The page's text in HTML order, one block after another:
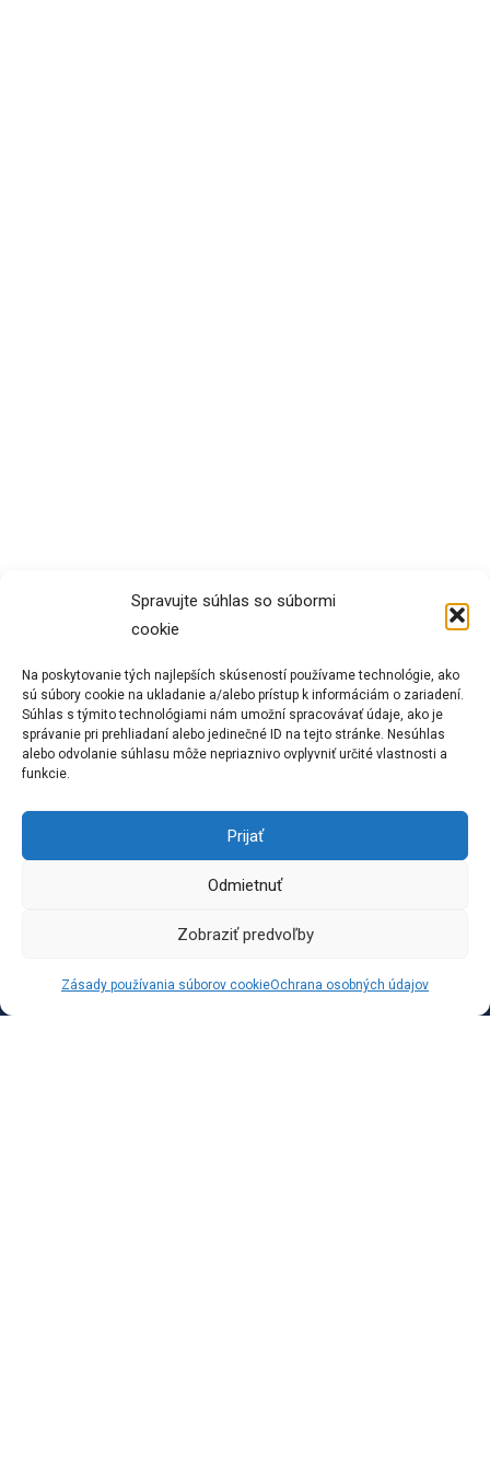
Spravujte súhlas so súbormi
cookie
Na poskytovanie tých najlepších skúseností používame technológie, ako
sú súbory cookie na ukladanie a/alebo prístup k informáciám o zariadení.
Súhlas s týmito technológiami nám umožní spracovávať údaje, ako je
správanie pri prehliadaní alebo jedinečné ID na tejto stránke. Nesúhlas
alebo odvolanie súhlasu môže nepriaznivo ovplyvniť určité vlastnosti a
funkcie.
Prijať
Odmietnuť
Zobraziť predvoľby
Zásady používania súborov cookieOchrana osobných údajov